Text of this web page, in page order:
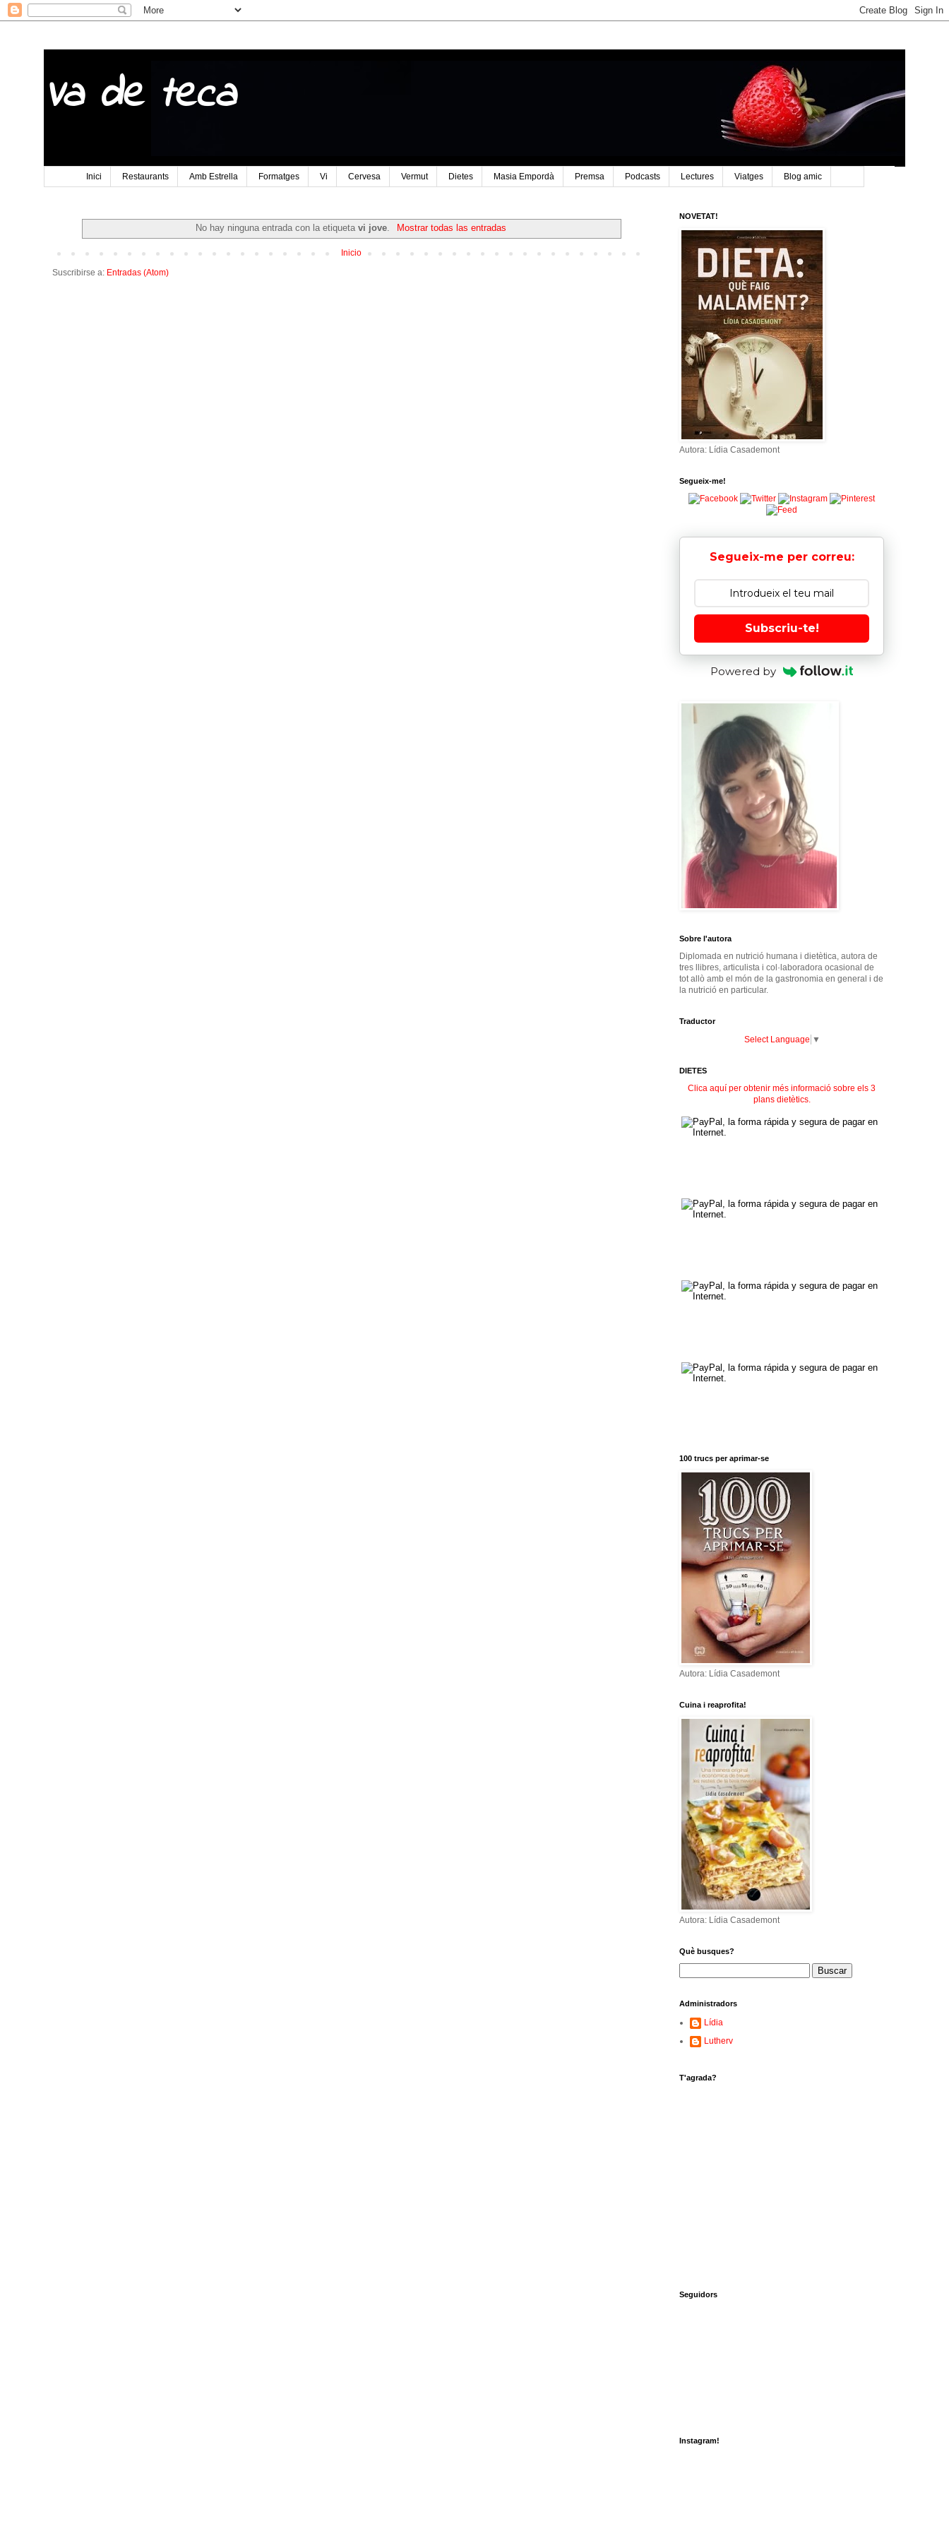
Va de teca
Inici Restaurants Amb Estrella Formatges Vi Cervesa Vermut Dietes Masia Empordà Premsa Podcasts Lectures Viatges Blog amic
No hay ninguna entrada con la etiquetavi jove. Mostrar todas las entradas
Inicio
Suscribirse a: Entradas (Atom)
NOVETAT!
Autora: Lídia Casademont
Segueix-me!
Segueix-me per correu:
Subscriu-te!
Powered by
Sobre l'autora
Diplomada en nutrició humana i dietètica, autora de
tres llibres, articulista i col·laboradora ocasional de
tot allò amb el món de la gastronomia en general i de
la nutrició en particular.
Traductor
Select Language ▼
DIETES
Clica aquí per obtenir més informació sobre els 3
plans dietètics.
100 trucs per aprimar-se
Autora: Lídia Casademont
Cuina i reaprofita!
Autora: Lídia Casademont
Què busques?
Administradors
Lídia
Lutherv
T'agrada?
Seguidors
Instagram!